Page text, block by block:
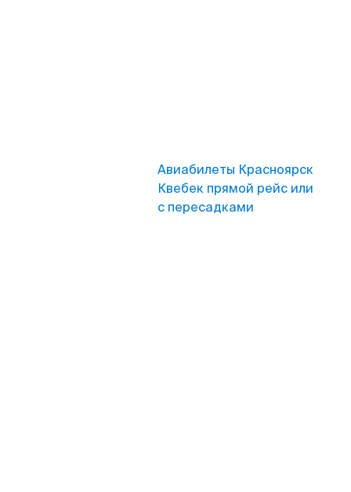
Авиабилеты Красноярск
Квебек прямой рейс или
с пересадками